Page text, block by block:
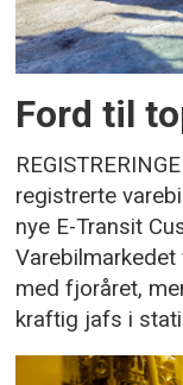
Ford til
registrerte
nye E-Transit
med fjoråret,
kraftig jafs i